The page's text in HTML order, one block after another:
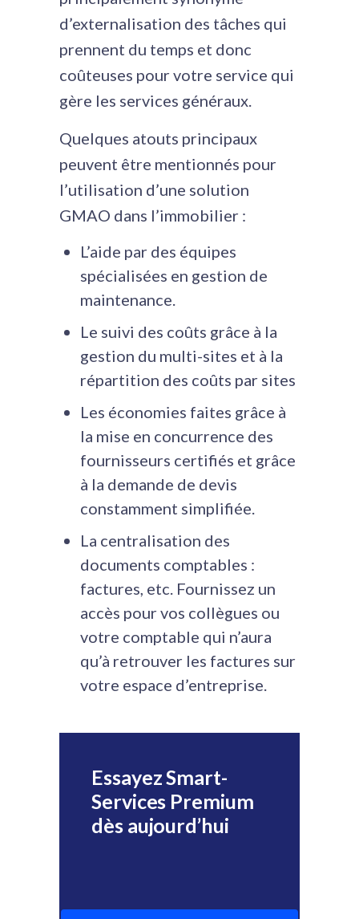
d’externalisation des tâches qui
prennent du temps et donc
coûteuses pour votre service qui
gère les services généraux.
Quelques atouts principaux
peuvent être mentionnés pour
l’utilisation d’une solution
GMAO dans l’immobilier :
L’aide par des équipes
spécialisées en gestion de
maintenance.
Le suivi des coûts grâce à la
gestion du multi-sites et à la
répartition des coûts par sites
Les économies faites grâce à
la mise en concurrence des
fournisseurs certifiés et grâce
à la demande de devis
constamment simplifiée.
La centralisation des
documents comptables :
factures, etc. Fournissez un
accès pour vos collègues ou
votre comptable qui n’aura
qu’à retrouver les factures sur
votre espace d’entreprise.
Essayez Smart-
Services Premium
dès aujourd’hui